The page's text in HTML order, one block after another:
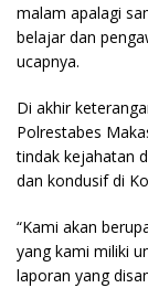
malam apalagi
belajar dan
ucapnya.
Di akhir
Polrestabes
tindak kejahatan
dan kondusif di
“Kami akan
yang kami miliki
laporan yang